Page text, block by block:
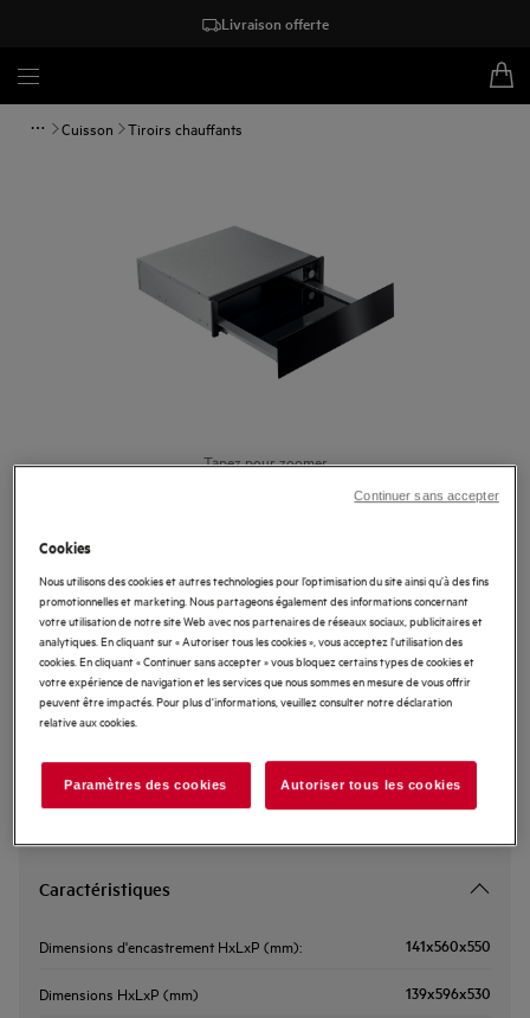
Livraison offerte
Cuisson Tiroirs chauffants
Tapez pour zoomer
OD8K11B
Tiroir chauffant Encastrable
Consultez les chapitres 1 et 2 du manuel d'utilisation pour prendre
connaissance des consignes de sécurité conformes à la
réglementation EU 2023-988. Il est impératif de lire attentivement
Caractéristiques
Dimensions d'encastrement HxLxP (mm): 141x560x550
Dimensions HxLxP (mm) 139x596x530
Cookies
Nous utilisons des cookies et autres technologies pour l’optimisation du site ainsi qu’à des fins
promotionnelles et marketing. Nous partageons également des informations concernant
votre utilisation de notre site Web avec nos partenaires de réseaux sociaux, publicitaires et
analytiques. En cliquant sur « Autoriser tous les cookies », vous acceptez l'utilisation des
cookies. En cliquant « Continuer sans accepter » vous bloquez certains types de cookies et
votre expérience de navigation et les services que nous sommes en mesure de vous offrir
peuvent être impactés. Pour plus d'informations, veuillez consulter notre déclaration
relative aux cookies.
Paramètres des cookies Autoriser tous les cookies
Continuer sans accepter